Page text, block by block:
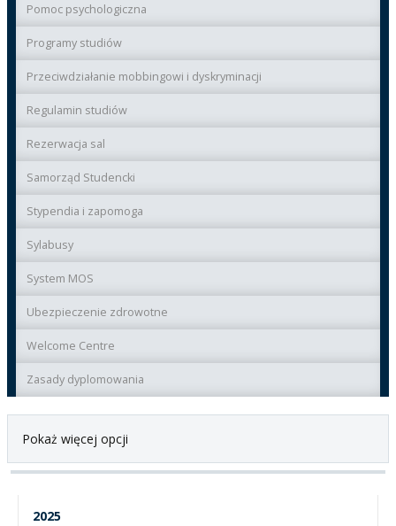
Pomoc psychologiczna
Programy studiów
Przeciwdziałanie mobbingowi i dyskryminacji
Regulamin studiów
Rezerwacja sal
Samorząd Studencki
Stypendia i zapomoga
Sylabusy
System MOS
Ubezpieczenie zdrowotne
Welcome Centre
Zasady dyplomowania
Pokaż więcej opcji
2025